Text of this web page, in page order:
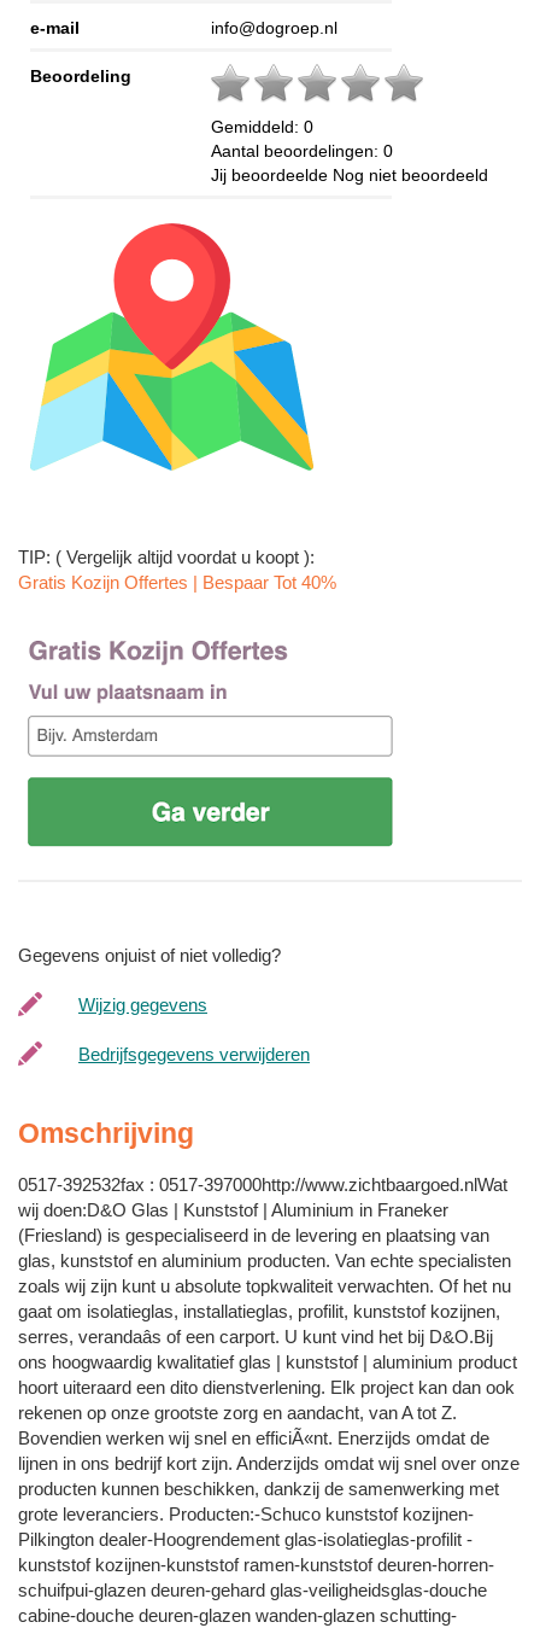
e-mail info@dogroep.nl
Beoordeling
Gemiddeld: 0
Aantal beoordelingen: 0
Jij beoordeelde Nog niet beoordeeld
TIP: ( Vergelijk altijd voordat u koopt ):
Gratis Kozijn Offertes | Bespaar Tot 40%‎
Gegevens onjuist of niet volledig?
Wijzig gegevens
Bedrijfsgegevens verwijderen
Omschrijving
0517-392532fax : 0517-397000http://www.zichtbaargoed.nlWat
wij doen:D&O Glas | Kunststof | Aluminium in Franeker
(Friesland) is gespecialiseerd in de levering en plaatsing van
glas, kunststof en aluminium producten. Van echte specialisten
zoals wij zijn kunt u absolute topkwaliteit verwachten. Of het nu
gaat om isolatieglas, installatieglas, profilit, kunststof kozijnen,
serres, verandaâs of een carport. U kunt vind het bij D&O.Bij
ons hoogwaardig kwalitatief glas | kunststof | aluminium product
hoort uiteraard een dito dienstverlening. Elk project kan dan ook
rekenen op onze grootste zorg en aandacht, van A tot Z.
Bovendien werken wij snel en efficiÃ«nt. Enerzijds omdat de
lijnen in ons bedrijf kort zijn. Anderzijds omdat wij snel over onze
producten kunnen beschikken, dankzij de samenwerking met
grote leveranciers. Producten:-Schuco kunststof kozijnen-
Pilkington dealer-Hoogrendement glas-isolatieglas-profilit -
kunststof kozijnen-kunststof ramen-kunststof deuren-horren-
schuifpui-glazen deuren-gehard glas-veiligheidsglas-douche
cabine-douche deuren-glazen wanden-glazen schutting-